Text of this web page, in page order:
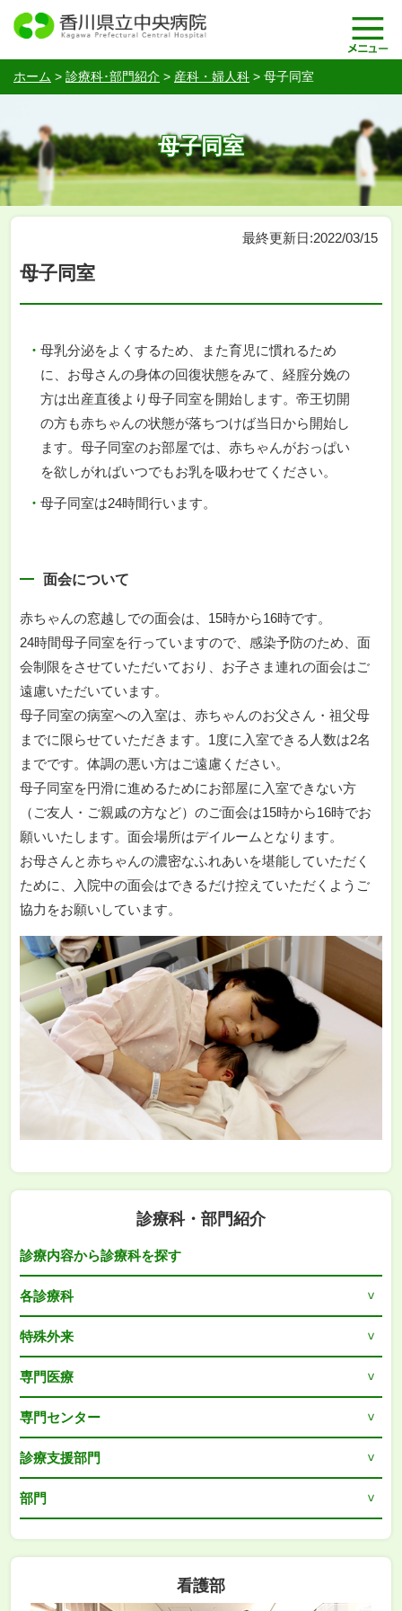
ホーム > 診療科･部門紹介 > 産科・婦人科 > 母子同室
母子同室
最終更新日:2022/03/15
母子同室
母乳分泌をよくするため、また育児に慣れるため
に、お母さんの身体の回復状態をみて、経腟分娩の
方は出産直後より母子同室を開始します。帝王切開
の方も赤ちゃんの状態が落ちつけば当日から開始し
ます。母子同室のお部屋では、赤ちゃんがおっぱい
を欲しがればいつでもお乳を吸わせてください。
母子同室は24時間行います。
面会について
赤ちゃんの窓越しでの面会は、15時から16時です。
24時間母子同室を行っていますので、感染予防のため、面
会制限をさせていただいており、お子さま連れの面会はご
遠慮いただいています。
母子同室の病室への入室は、赤ちゃんのお父さん・祖父母
までに限らせていただきます。1度に入室できる人数は2名
までです。体調の悪い方はご遠慮ください。
母子同室を円滑に進めるためにお部屋に入室できない方
（ご友人・ご親戚の方など）のご面会は15時から16時でお
願いいたします。面会場所はデイルームとなります。
お母さんと赤ちゃんの濃密なふれあいを堪能していただく
ために、入院中の面会はできるだけ控えていただくようご
協力をお願いしています。
診療科・部門紹介
診療内容から診療科を探す
各診療科
特殊外来
専門医療
専門センター
診療支援部門
部門
看護部